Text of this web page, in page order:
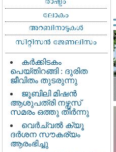
കർക്കിടകം
പെയ്തിറങ്ങി : ദുരിത
ജീവിതം തുടരുന്നു
ജൂബിലി മിഷൻ
ആശുപത്രി നഴ്സസ്
സമരം ഒത്തു തീർന്നു
വെര്‍ച്വല്‍ ക്യൂ
ദര്‍ശന സൗകര്യം
ആരംഭിച്ചു